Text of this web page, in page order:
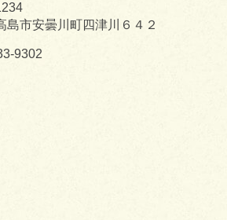
島市安曇川町四津川６４２
9302